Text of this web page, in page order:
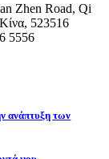
Zhen Road, Qi
523516
5556
ανάπτυξη των